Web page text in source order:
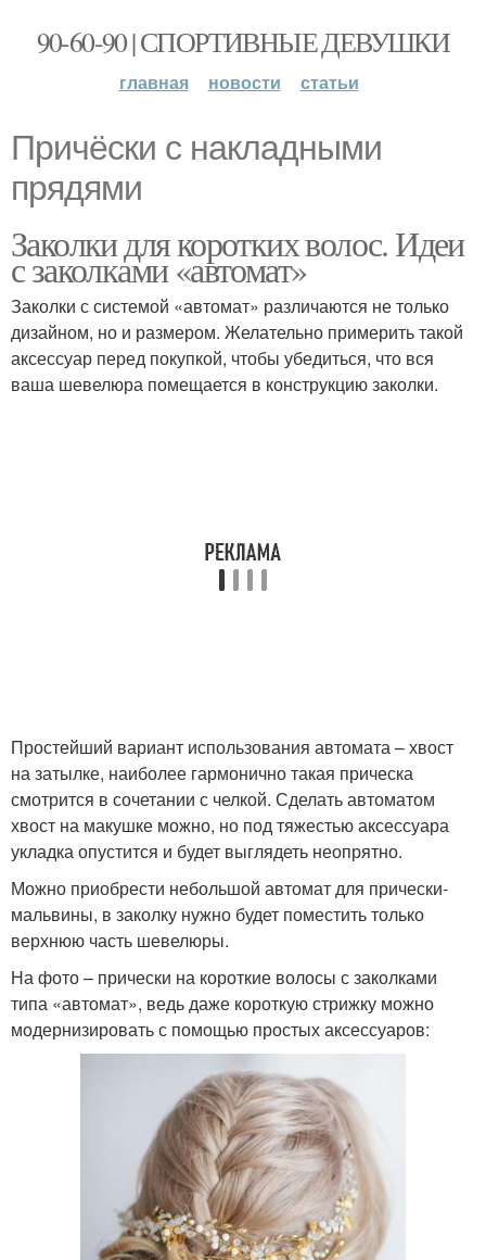
90-60-90 | СПОРТИВНЫЕ ДЕВУШКИ
главная новости статьи
Причёски с накладными
прядями
Заколки для коротких волос. Идеи
с заколками «автомат»
Заколки с системой «автомат» различаются не только
дизайном, но и размером. Желательно примерить такой
аксессуар перед покупкой, чтобы убедиться, что вся
ваша шевелюра помещается в конструкцию заколки.
Простейший вариант использования автомата – хвост
на затылке, наиболее гармонично такая прическа
смотрится в сочетании с челкой. Сделать автоматом
хвост на макушке можно, но под тяжестью аксессуара
укладка опустится и будет выглядеть неопрятно.
Можно приобрести небольшой автомат для прически-
мальвины, в заколку нужно будет поместить только
верхнюю часть шевелюры.
На фото – прически на короткие волосы с заколками
типа «автомат», ведь даже короткую стрижку можно
модернизировать с помощью простых аксессуаров: